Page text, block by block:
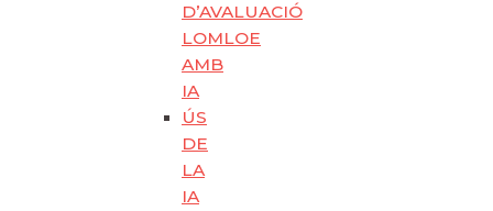
D’AVALUACIÓ
LOMLOE
AMB
IA
ÚS
DE
LA
IA